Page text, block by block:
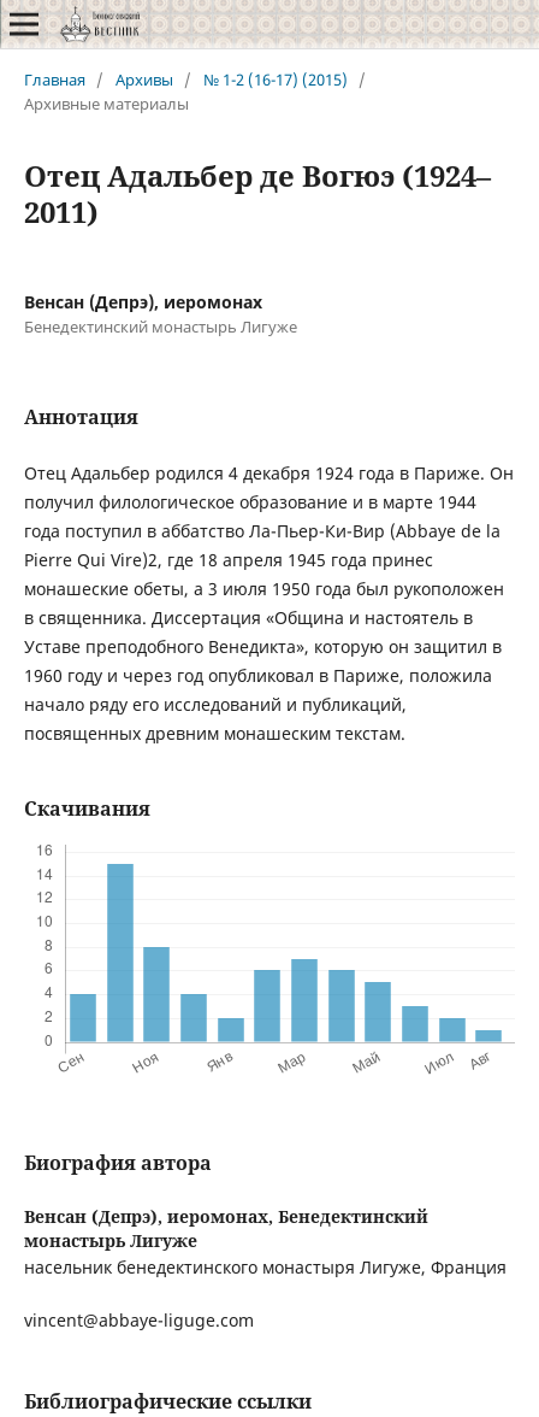
Главная / Архивы / № 1-2 (16-17) (2015)
/
Архивные материалы
Отец Адальбер де Вогюэ (1924–
2011)
Венсан (Депрэ), иеромонах
Бенедектинский монастырь Лигуже
Аннотация
Отец Адальбер родился 4 декабря 1924 года в Париже. Он
получил филологическое образование и в марте 1944
года поступил в аббатство Ла-Пьер-Ки-Вир (Abbaye de la
Pierre Qui Vire)2, где 18 апреля 1945 года принес
монашеские обеты, а 3 июля 1950 года был рукоположен
в священника. Диссертация «Община и настоятель в
Уставе преподобного Венедикта», которую он защитил в
1960 году и через год опубликовал в Париже, положила
начало ряду его исследований и публикаций,
посвященных древним монашеским текстам.
Скачивания
Биография автора
Венсан (Депрэ), иеромонах, Бенедектинский
монастырь Лигуже
насельник бенедектинского монастыря Лигуже, Франция
vincent@abbaye-liguge.com
Библиографические ссылки